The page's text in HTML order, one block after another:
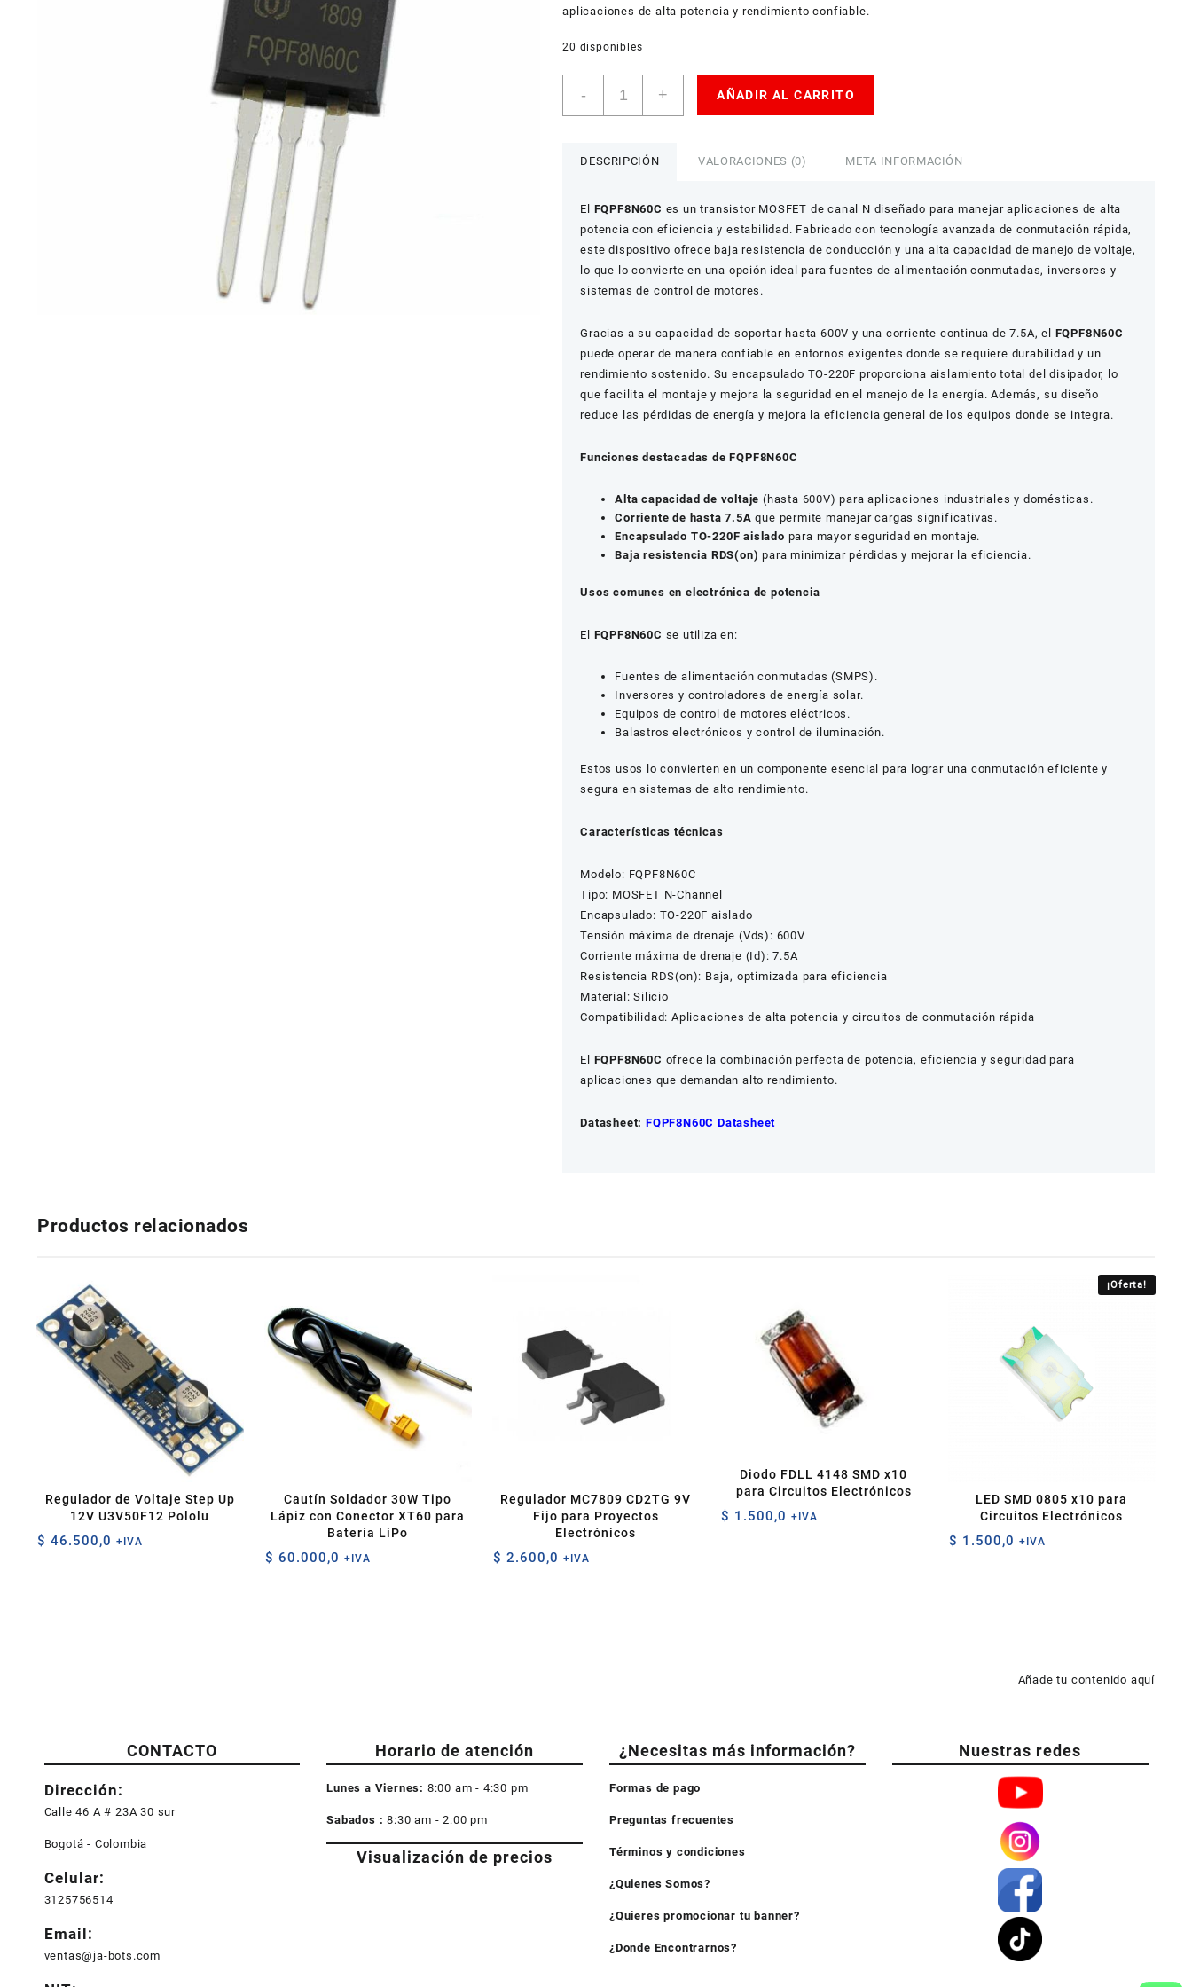
aplicaciones de alta potencia y rendimiento confiable.
20 disponibles
-
MOSFET
+ AÑADIR AL CARRITO
DESCRIPCIÓN VALORACIONES (0) META INFORMACIÓN
El FQPF8N60C es un transistor MOSFET de canal N diseñado para manejar aplicaciones de alta
potencia con eficiencia y estabilidad. Fabricado con tecnología avanzada de conmutación rápida,
este dispositivo ofrece baja resistencia de conducción y una alta capacidad de manejo de voltaje,
lo que lo convierte en una opción ideal para fuentes de alimentación conmutadas, inversores y
sistemas de control de motores.
Gracias a su capacidad de soportar hasta 600V y una corriente continua de 7.5A, el FQPF8N60C
puede operar de manera confiable en entornos exigentes donde se requiere durabilidad y un
rendimiento sostenido. Su encapsulado TO-220F proporciona aislamiento total del disipador, lo
que facilita el montaje y mejora la seguridad en el manejo de la energía. Además, su diseño
reduce las pérdidas de energía y mejora la eficiencia general de los equipos donde se integra.
Funciones destacadas de FQPF8N60C
Alta capacidad de voltaje (hasta 600V) para aplicaciones industriales y domésticas.
Corriente de hasta 7.5A que permite manejar cargas significativas.
Encapsulado TO-220F aislado para mayor seguridad en montaje.
Baja resistencia RDS(on) para minimizar pérdidas y mejorar la eficiencia.
Usos comunes en electrónica de potencia
El FQPF8N60C se utiliza en:
Fuentes de alimentación conmutadas (SMPS).
Inversores y controladores de energía solar.
Equipos de control de motores eléctricos.
Balastros electrónicos y control de iluminación.
Estos usos lo convierten en un componente esencial para lograr una conmutación eficiente y
segura en sistemas de alto rendimiento.
Características técnicas
Modelo: FQPF8N60C
Tipo: MOSFET N-Channel
Encapsulado: TO-220F aislado
Tensión máxima de drenaje (Vds): 600V
Corriente máxima de drenaje (Id): 7.5A
Resistencia RDS(on): Baja, optimizada para eficiencia
Material: Silicio
Compatibilidad: Aplicaciones de alta potencia y circuitos de conmutación rápida
El FQPF8N60C ofrece la combinación perfecta de potencia, eficiencia y seguridad para
aplicaciones que demandan alto rendimiento.
Datasheet: FQPF8N60C Datasheet
Productos relacionados
Regulador de Voltaje Step Up
12V U3V50F12 Pololu
$ 46.500,0 +IVA
Cautín Soldador 30W Tipo
Lápiz con Conector XT60 para
Batería LiPo
$ 60.000,0 +IVA
Regulador MC7809 CD2TG 9V
Fijo para Proyectos
Electrónicos
$ 2.600,0 +IVA
Diodo FDLL 4148 SMD x10
para Circuitos Electrónicos
$ 1.500,0 +IVA
¡Oferta!
LED SMD 0805 x10 para
Circuitos Electrónicos
$ 1.500,0 +IVA
Añade tu contenido aquí
CONTACTO
Dirección:
Calle 46 A # 23A 30 sur
Bogotá - Colombia
Celular:
3125756514
Email:
ventas@ja-bots.com
Horario de atención
Lunes a Viernes: 8:00 am - 4:30 pm
Sabados :8:30 am - 2:00 pm
Visualización de precios
¿Necesitas más información?
Formas de pago
Preguntas frecuentes
Términos y condiciones
¿Quienes Somos?
¿Quieres promocionar tu banner?
¿Donde Encontrarnos?
Nuestras redes